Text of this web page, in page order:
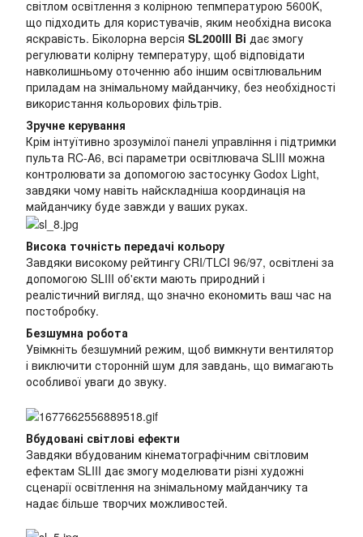
світлом освітлення з колірною тепмпературою 5600K,
що підходить для користувачів, яким необхідна висока
яскравість. Біколорна версія SL200III Bi дає змогу
регулювати колірну температуру, щоб відповідати
навколишньому оточенню або іншим освітлювальним
приладам на знімальному майданчику, без необхідності
використання кольорових фільтрів.
Зручне керування
Крім інтуїтивно зрозумілої панелі управління і підтримки
пульта RC-A6, всі параметри освітлювача SLIII можна
контролювати за допомогою застосунку Godox Light,
завдяки чому навіть найскладніша координація на
майданчику буде завжди у ваших руках.
Висока точність передачі кольору
Завдяки високому рейтингу CRI/TLCI 96/97, освітлені за
допомогою SLIII об'єкти мають природний і
реалістичний вигляд, що значно економить ваш час на
постобробку.
Безшумна робота
Увімкніть безшумний режим, щоб вимкнути вентилятор
і виключити сторонній шум для завдань, що вимагають
особливої уваги до звуку.
Вбудовані світлові ефекти
Завдяки вбудованим кінематографічним світловим
ефектам SLIII дає змогу моделювати різні художні
сценарії освітлення на знімальному майданчику та
надає більше творчих можливостей.